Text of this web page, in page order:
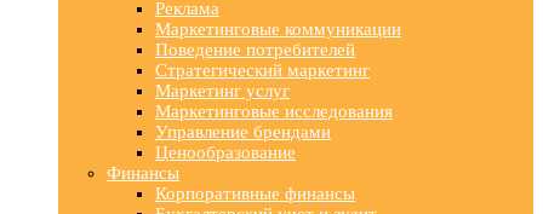
Реклама
Маркетинговые коммуникации
Поведение потребителей
Стратегический маркетинг
Маркетинг услуг
Маркетинговые исследования
Управление брендами
Ценообразование
Финансы
Корпоративные финансы